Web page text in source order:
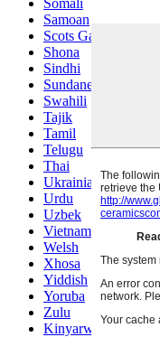
Samoan
Scots Gaelic
Shona
Sindhi
Sundanese
Swahili
Tajik
Tamil
Telugu
Thai
Ukrainian
Urdu
Uzbek
Vietnamese
Welsh
Xhosa
Yiddish
Yoruba
Zulu
Kinyarwanda